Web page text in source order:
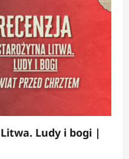
Litwa. Ludy i bogi |